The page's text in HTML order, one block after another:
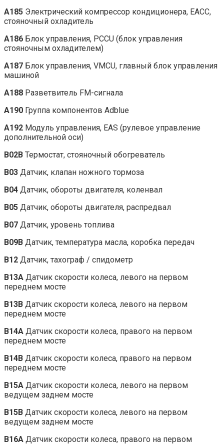
A185 Электрический компрессор кондиционера, EACC,
стояночный охладитель
A186 Блок управления, PCCU (блок управления
стояночным охладителем)
A187 Блок управления, VMCU, главный блок управления
машиной
A188 Разветвитель FM-сигнала
A190 Группа компонентов Adblue
A192 Модуль управления, EAS (рулевое управление
дополнительной оси)
B02B Термостат, стояночный обогреватель
B03 Датчик, клапан ножного тормоза
B04 Датчик, обороты двигателя, коленвал
B05 Датчик, обороты двигателя, распредвал
B07 Датчик, уровень топлива
B09B Датчик, температура масла, коробка передач
B12 Датчик, тахограф / спидометр
B13A Датчик скорости колеса, левого на первом
переднем мосте
B13B Датчик скорости колеса, левого на первом
переднем мосте
B14A Датчик скорости колеса, правого на первом
переднем мосте
B14B Датчик скорости колеса, правого на первом
переднем мосте
B15A Датчик скорости колеса, левого на первом
ведущем заднем мосте
B15B Датчик скорости колеса, левого на первом
ведущем заднем мосте
B16A Датчик скорости колеса, правого на первом